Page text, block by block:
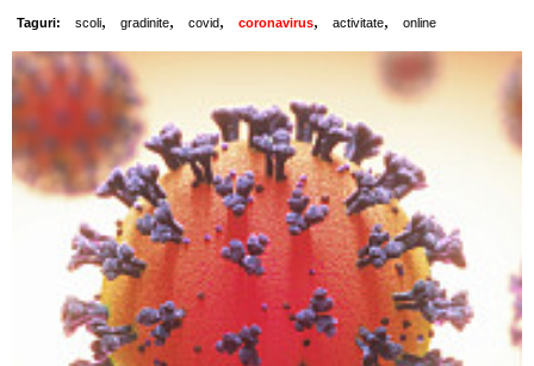
Taguri: scoli, gradinite, covid, coronavirus, activitate, online